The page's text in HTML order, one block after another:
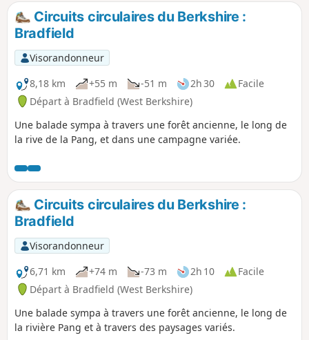
Circuits circulaires du Berkshire :
Bradfield
Visorandonneur
8,18 km
+55 m -51 m 2h 30
Facile
Départ à Bradfield (West Berkshire)
Une balade sympa à travers une forêt ancienne, le long de
la rive de la Pang, et dans une campagne variée.
Circuits circulaires du Berkshire :
Bradfield
Visorandonneur
6,71 km
+74 m -73 m 2h 10
Facile
Départ à Bradfield (West Berkshire)
Une balade sympa à travers une forêt ancienne, le long de
la rivière Pang et à travers des paysages variés.